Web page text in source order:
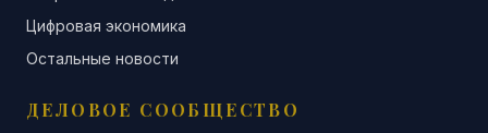
Цифровая экономика
Остальные новости
ДЕЛОВОЕ СООБЩЕСТВО